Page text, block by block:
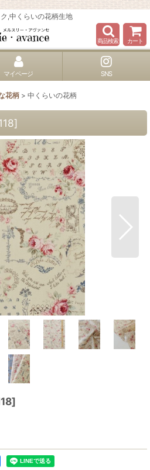
,中くらいの花柄生地
商品検索 カート
マイページ SNS
花柄 > 中くらいの花柄
]
]